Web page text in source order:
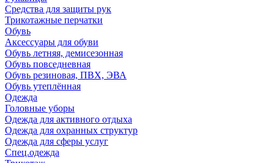
Средства для защиты рук
Трикотажные перчатки
Обувь
Аксессуары для обуви
Обувь летняя, демисезонная
Обувь повседневная
Обувь резиновая, ПВХ, ЭВА
Обувь утеплённая
Одежда
Головные уборы
Одежда для активного отдыха
Одежда для охранных структур
Одежда для сферы услуг
Спец.одежда